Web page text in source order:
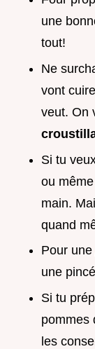
une
tout!
Ne
vont
veut. On
Si tu
ou
main.
quand
Pour une
une
Si tu
pommes
les